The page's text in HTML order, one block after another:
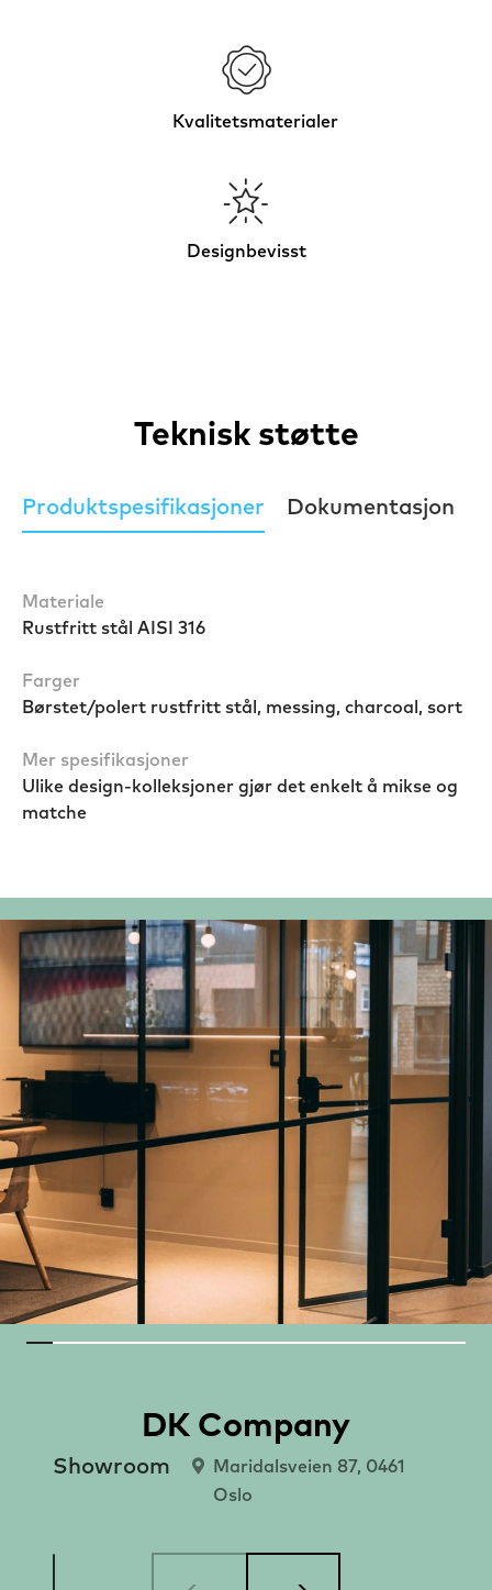
Kvalitetsmaterialer
Designbevisst
Teknisk støtte
Produktspesifikasjoner Dokumentasjon
Materiale
Rustfritt stål AISI 316
Farger
Børstet/polert rustfritt stål, messing, charcoal, sort
Mer spesifikasjoner
Ulike design-kolleksjoner gjør det enkelt å mikse og
matche
DK Company
Showroom
Maridalsveien 87, 0461
Oslo